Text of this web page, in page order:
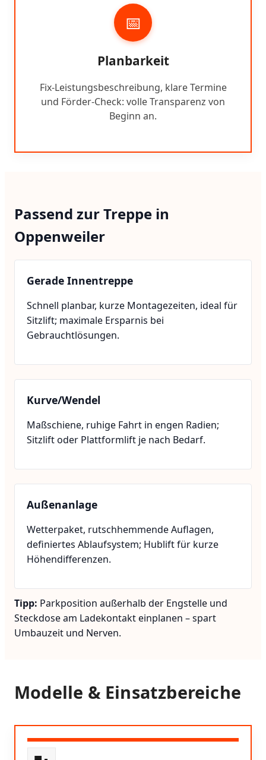
📅
Planbarkeit
Fix-Leistungsbeschreibung, klare Termine
und Förder-Check: volle Transparenz von
Beginn an.
Passend zur Treppe in
Oppenweiler
Gerade Innentreppe
Schnell planbar, kurze Montagezeiten, ideal für
Sitzlift; maximale Ersparnis bei
Gebrauchtlösungen.
Kurve/Wendel
Maßschiene, ruhige Fahrt in engen Radien;
Sitzlift oder Plattformlift je nach Bedarf.
Außenanlage
Wetterpaket, rutschhemmende Auflagen,
definiertes Ablaufsystem; Hublift für kurze
Höhendifferenzen.
Tipp: Parkposition außerhalb der Engstelle und
Steckdose am Ladekontakt einplanen – spart
Umbauzeit und Nerven.
Modelle & Einsatzbereiche